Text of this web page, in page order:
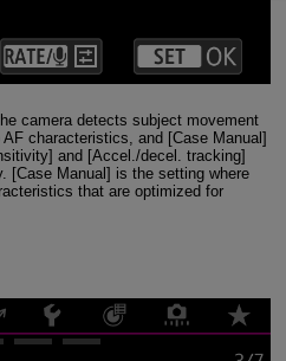
camera detects subject movement
characteristics, and [Case Manual]
and [Accel./decel. tracking]
[Case Manual] is the setting where
that are optimized for